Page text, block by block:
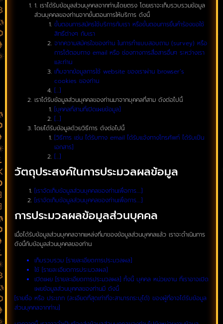
1. เราได้รับข้อมูลส่วนบุคคลจากท่านโดยตรง โดยเราจะเก็บรวบรวมข้อมูล
ส่วนบุคคลของท่านจากขั้นตอนการให้บริการ ดังนี้
ขั้นตอนการสมัครใช้บริการกับเรา หรือขั้นตอนการยื่นคำร้องขอใช้
สิทธิ์ต่างๆ กับเรา
จากความสมัครใจของท่าน ในการทำแบบสอบถาม (survey) หรือ
การโต้ตอบทาง email หรือ ช่องทางการสื่อสารอื่นๆ ระหว่างเรา
และท่าน
เก็บจากข้อมูลการใช้ website ของเราผ่าน browser’s
cookies ของท่าน
[…]
เราได้รับข้อมูลส่วนบุคคลของท่านมาจากบุคคลที่สาม ดังต่อไปนี้
[บุคคลที่สามที่เปิดเผยข้อมูล]
[…]
โดยได้รับข้อมูลด้วยวิธีการ ดังต่อไปนี้
[วิธีการ เช่น ได้รับทาง email ได้รับแจ้งทางโทรศัพท์ ได้รับเป็น
เอกสาร]
[…]
วัตถุประสงค์ในการประมวลผลข้อมูล
[เราจัดเก็บข้อมูลส่วนบุคคลของท่านเพื่อการ….]
[เราจัดเก็บข้อมูลส่วนบุคคลของท่านเพื่อการ….]
การประมวลผลข้อมูลส่วนบุคคล
เมื่อได้รับข้อมูลส่วนบุคคลจากแหล่งที่มาของข้อมูลส่วนบุคคลแล้ว เราจะดำเนินการ
ดังนี้กับข้อมูลส่วนบุคคลของท่าน
เก็บรวบรวม [รายละเอียดการประมวลผล]
ใช้ [รายละเอียดการประมวลผล]
เปิดเผย [รายละเอียดการประมวลผล] ทั้งนี้ บุคคล หน่วยงาน ที่เราอาจเปิด
เผยข้อมูลส่วนบุคคลของท่านมี ดังนี้
[รายชื่อ หรือ ประเภท (ละเอียดที่สุดเท่าที่จะสามารถระบุได้) ของผู้ที่อาจได้รับข้อมูล
ส่วนบุคคลจากท่าน]